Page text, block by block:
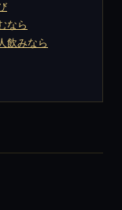
なら
飲みなら